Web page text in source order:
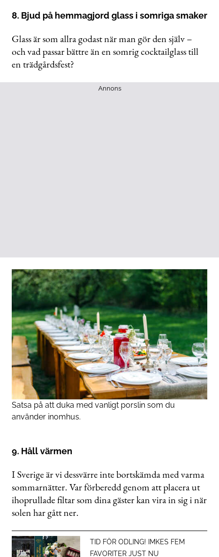
8. Bjud på hemmagjord glass i somriga smaker
Glass är som allra godast när man gör den själv –
och vad passar bättre än en somrig cocktailglass till
en trädgårdsfest?
Annons
Satsa på att duka med vanligt porslin som du
använder inomhus.
9. Håll värmen
I Sverige är vi dessvärre inte bortskämda med varma
sommarnätter. Var förberedd genom att placera ut
ihoprullade filtar som dina gäster kan vira in sig i när
solen har gått ner.
TID FÖR ODLING! IMKES FEM
FAVORITER JUST NU